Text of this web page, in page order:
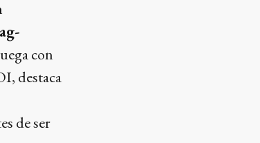
con
destaca
de ser